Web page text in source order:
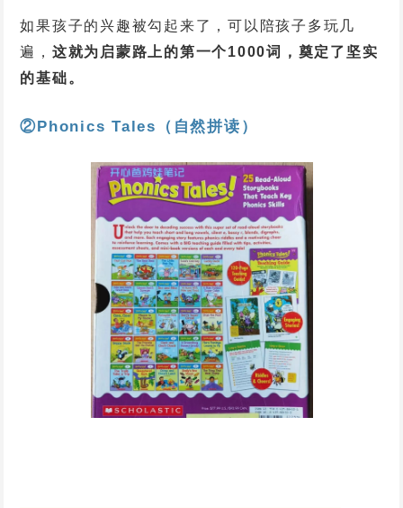
如果孩子的兴趣被勾起来了，可以陪孩子多玩几
遍， 这就为启蒙路上的第一个1000词，奠定了坚实
的基础。
②Phonics Tales（自然拼读）